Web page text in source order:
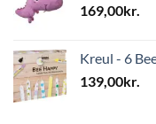
169,00kr.
Kreul - 6
139,00kr.